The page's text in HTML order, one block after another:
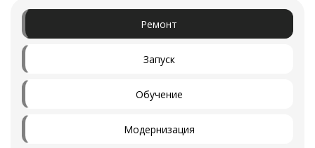
Ремонт
Запуск
Обучение
Модернизация